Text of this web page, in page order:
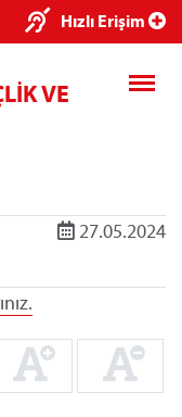
Hızlı Erişim
VE
27.05.2024
×
Kredi/Yurt